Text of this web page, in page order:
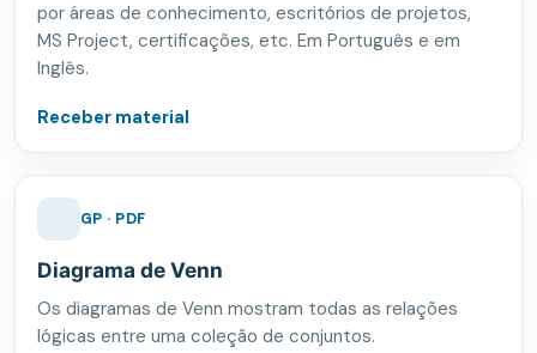
por áreas de conhecimento, escritórios de projetos,
MS Project, certificações, etc. Em Português e em
Inglês.
Receber material
GP · PDF
Diagrama de Venn
Os diagramas de Venn mostram todas as relações
lógicas entre uma coleção de conjuntos.